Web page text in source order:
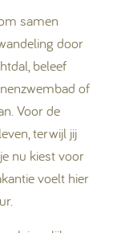
samen
door
beleef
of
Voor de
terwijl jij
nu kiest voor
voelt hier